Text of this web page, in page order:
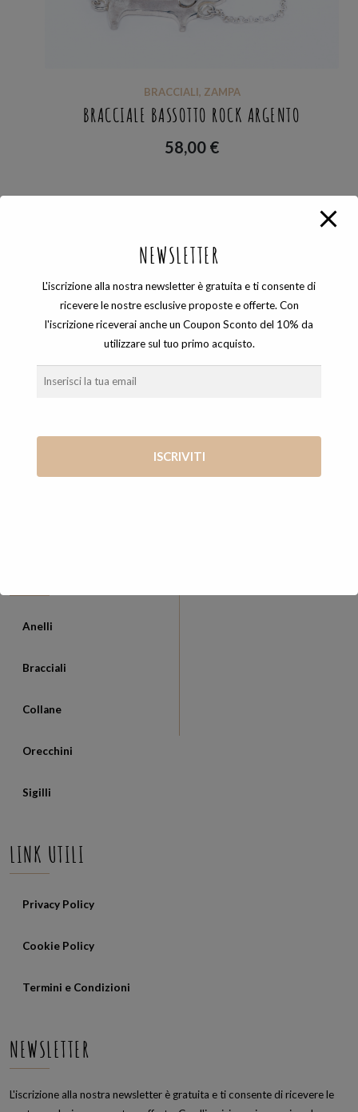
BRACCIALI, ZAMPA
BRACCIALE BASSOTTO ROCK ARGENTO
58,00 €
Visualizzazione del risultato
COSEVANE SHOP
Via Giosué Carducci, 65 56127 Pisa (PI)
Anelli
Bracciali
Collane
Orecchini
Sigilli
LINK UTILI
Privacy Policy
Cookie Policy
Termini e Condizioni
NEWSLETTER
L'iscrizione alla nostra newsletter è gratuita e ti consente di ricevere le
NEWSLETTER
L'iscrizione alla nostra newsletter è gratuita e ti consente di
ricevere le nostre esclusive proposte e offerte. Con
l'iscrizione riceverai anche un Coupon Sconto del 10% da
utilizzare sul tuo primo acquisto.